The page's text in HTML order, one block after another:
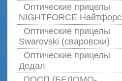
Оптические прицелы
NIGHTFORCE Найтфорс
Оптические прицелы
Swarovski (сваровски)
Оптические прицелы
Дедал